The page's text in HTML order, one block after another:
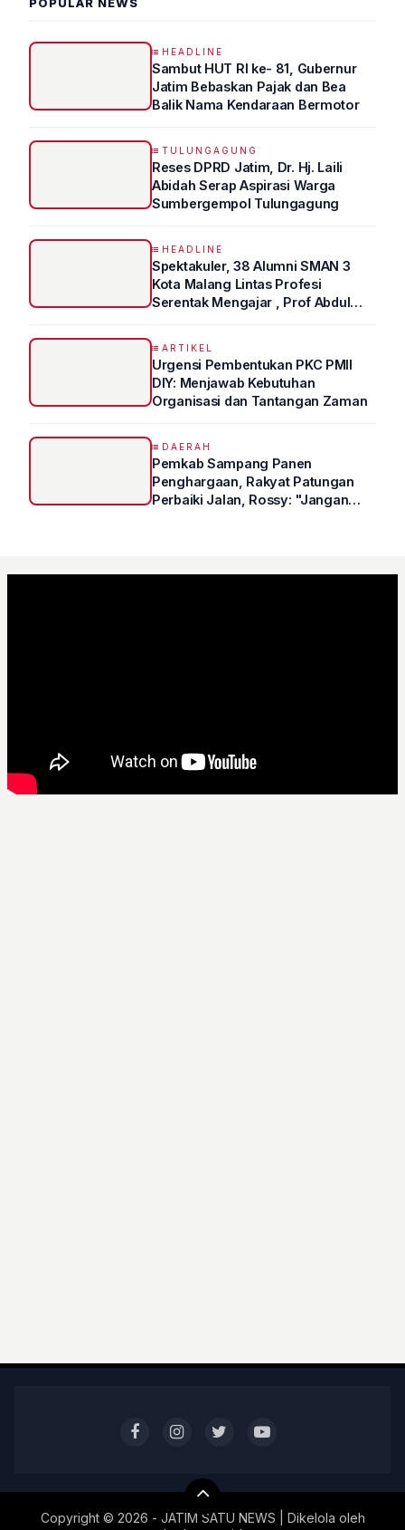
HEADLINE
Sambut HUT RI ke- 81, Gubernur
Jatim Bebaskan Pajak dan Bea
Balik Nama Kendaraan Bermotor
TULUNGAGUNG
Reses DPRD Jatim, Dr. Hj. Laili
Abidah Serap Aspirasi Warga
Sumbergempol Tulungagung
HEADLINE
Spektakuler, 38 Alumni SMAN 3
Kota Malang Lintas Profesi
Serentak Mengajar , Prof Abdul
ARTIKEL
Urgensi Pembentukan PKC PMII
DIY: Menjawab Kebutuhan
Organisasi dan Tantangan Zaman
DAERAH
Pemkab Sampang Panen
Penghargaan, Rakyat Patungan
Perbaiki Jalan, Rossy: "Jangan
Copyright © 2026 - JATIM SATU NEWS | Dikelola oleh